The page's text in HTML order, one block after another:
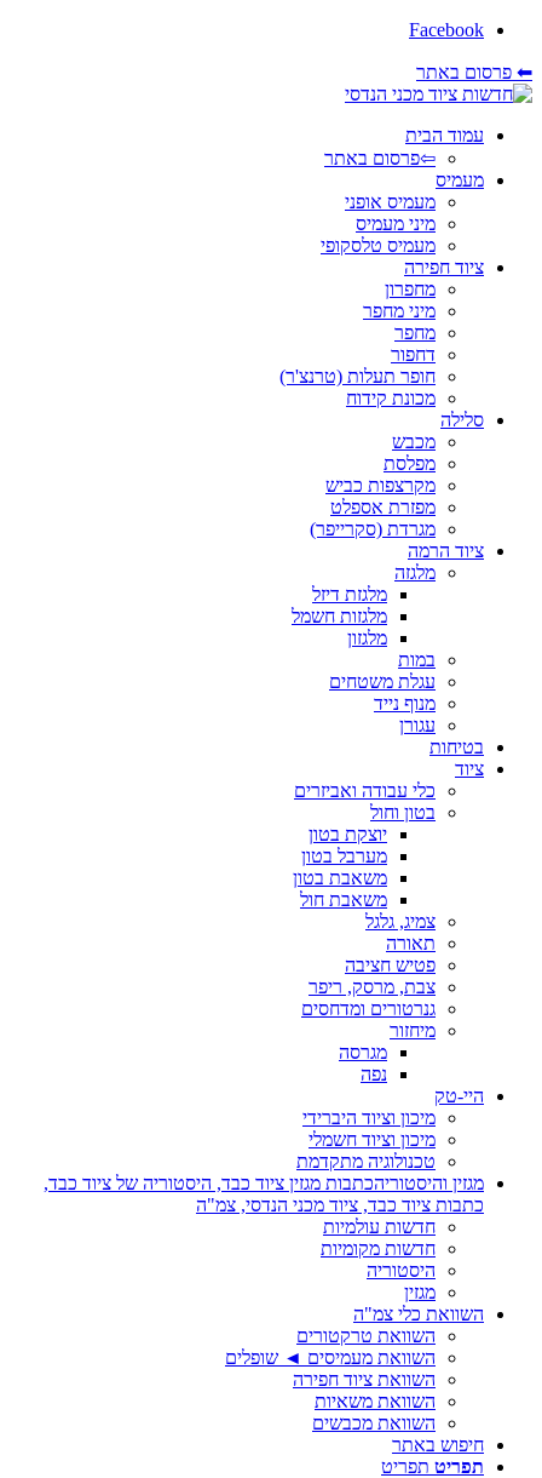
Facebook
⬅ פרסום באתר
עמוד הבית
⇦פרסום באתר
מעמיס
מעמיס אופני
מיני מעמיס
מעמיס טלסקופי
ציוד חפירה
מחפרון
מיני מחפר
מחפר
דחפור
חופר תעלות (טרנצ'ר)
מכונת קידוח
סלילה
מכבש
מפלסת
מקרצפות כביש
מפזרת אספלט
מגרדת (סקרייפר)
ציוד הרמה
מלגזה
מלגזת דיזל
מלגזות חשמל
מלגזון
במות
עגלת משטחים
מנוף נייד
עגורן
בטיחות
ציוד
כלי עבודה ואביזרים
בטון וחול
יוצקת בטון
מערבל בטון
משאבת בטון
משאבת חול
צמיג, גלגל
תאורה
פטיש חציבה
צבת, מרסק, ריפר
גנרטורים ומדחסים
מיחזור
מגרסה
נפה
היי-טק
מיכון וציוד היברידי
מיכון וציוד חשמלי
טכנולוגיה מתקדמת
מגזין והיסטוריהכתבות מגזין ציוד כבד, היסטוריה של ציוד כבד,
כתבות ציוד כבד, ציוד מכני הנדסי, צמ"ה
חדשות עולמיות
חדשות מקומיות
היסטוריה
מגזין
השוואת כלי צמ"ה
השוואת טרקטורים
השוואת מעמיסים ◄ שופלים
השוואת ציוד חפירה
השוואת משאיות
השוואת מכבשים
חיפוש באתר
תפריט תפריט